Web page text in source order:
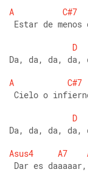
A
C#7
Estar de
D
Da, da, da, da,
A
C#7
Cielo o
D
Da, da, da, da,
Asus4
A7
Dar es